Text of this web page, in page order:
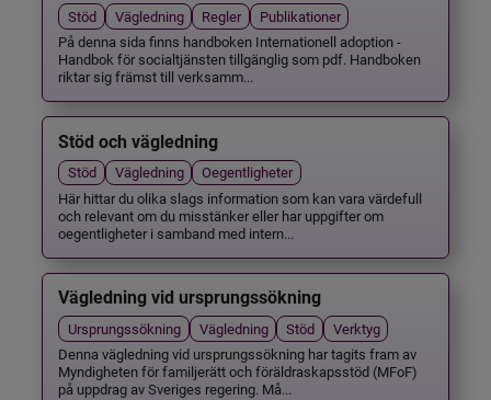
Stöd Vägledning Regler
Publikationer
På denna sida finns handboken Internationell adoption -
Handbok för socialtjänsten tillgänglig som pdf. Handboken
riktar sig främst till verksamm...
Stöd och vägledning
Stöd Vägledning
Oegentligheter
Här hittar du olika slags information som kan vara värdefull
och relevant om du misstänker eller har uppgifter om
oegentligheter i samband med intern...
Vägledning vid ursprungssökning
Ursprungssökning Vägledning Stöd
Verktyg
Denna vägledning vid ursprungssökning har tagits fram av
Myndigheten för familjerätt och föräldraskapsstöd (MFoF)
på uppdrag av Sveriges regering. Må...